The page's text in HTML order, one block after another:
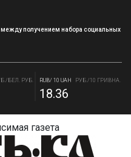
между получением набора социальных
БЕЛ. РУБ. RUB/ 10 UAH РУБ./10 ГРИВНА.
18.36
94.84
газета